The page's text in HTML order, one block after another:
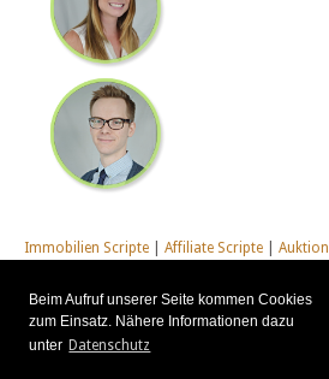
Beim Aufruf unserer Seite kommen Cookies
zum Einsatz. Nähere Informationen dazu
unter Datenschutz
Immobilien Scripte Affiliate Scripte
Homepage Generator Scripte
Installations
Scripte| Management Scripte| Multi Web
Newsletter Scripte
Shop
Scripte|Social Communitys Tausch